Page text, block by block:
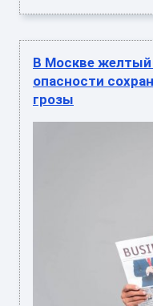
В Москве желтый
опасности
грозы